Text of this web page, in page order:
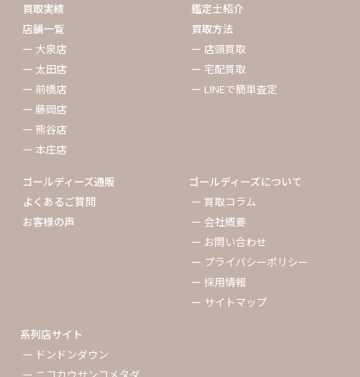
買取実績
店舗一覧
ー 大泉店
ー 太田店
ー 前橋店
ー 藤岡店
ー 熊谷店
ー 本庄店
鑑定士紹介
買取方法
ー 店頭買取
ー 宅配買取
ー LINEで簡単査定
ゴールディーズ通販
よくあるご質問
お客様の声
ゴールディーズについて
ー 買取コラム
ー 会社概要
ー お問い合わせ
ー プライバシーポリシー
ー 採用情報
ー サイトマップ
系列店サイト
ー ドンドンダウン